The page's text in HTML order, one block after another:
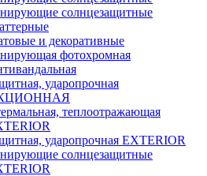
солнцезащитные
и декоративные
фотохромная
ударопрочная
теплоотражающая
ударопрочная EXTERIOR
солнцезащитные